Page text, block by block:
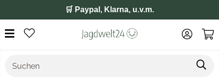
🛒 Paypal, Klarna, u.v.m.